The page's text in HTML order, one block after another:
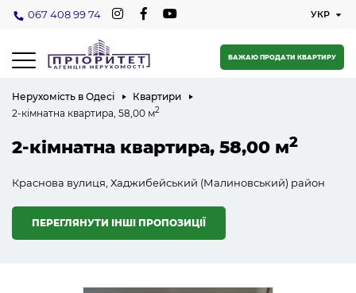
067 408 99 74
БАЖАЮ ПРОДАТИ КВАРТИРУ
Нерухомість в Одесі
Квартири
2-кімнатна квартира, 58,00 м2
2-кімнатна квартира, 58,00 м2
Краснова вулиця, Хаджибейський (Малиновський) район
ПЕРЕГЛЯНУТИ ІНШІ ПРОПОЗИЦІЇ